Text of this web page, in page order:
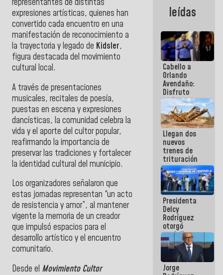
representantes de distintas
expresiones artísticas, quienes han
convertido cada encuentro en una
manifestación de reconocimiento a
la trayectoria y legado de Kidsler,
figura destacada del movimiento
cultural local.
A través de presentaciones
musicales, recitales de poesía,
puestas en escena y expresiones
dancísticas, la comunidad celebra la
vida y el aporte del cultor popular,
reafirmando la importancia de
preservar las tradiciones y fortalecer
la identidad cultural del municipio.
Los organizadores señalaron que
estas jornadas representan “un acto
de resistencia y amor”, al mantener
vigente la memoria de un creador
que impulsó espacios para el
desarrollo artístico y el encuentro
comunitario.
Desde el Movimiento Cultor
leídas
Cabello a
Orlando
Avendaño:
Disfruto
cada vez
que escribes
porque lo
que haces
es
embarrarla
Llegan dos
nuevos
trenes de
trituración
para
optimizar
manejo de
escombros
en La Guaira
Presidenta
Delcy
Rodríguez
otorgó
medalla
"Héroe de
Venezuela"
a servidores
públicos
Jorge